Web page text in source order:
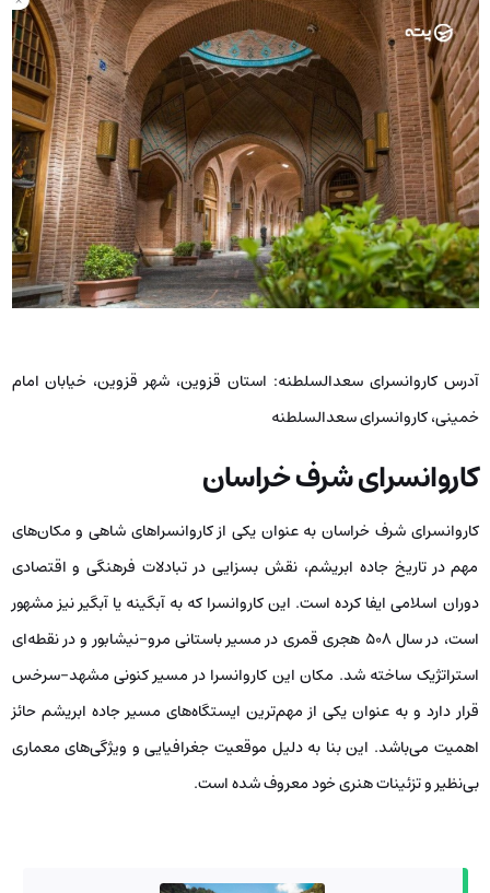
آدرس کاروانسرای سعدالسلطنه: استان قزوین، شهر قزوین، خیابان امام
خمینی، کاروانسرای سعدالسلطنه
کاروانسرای شرف خراسان
کاروانسرای شرف خراسان به عنوان یکی از کاروانسراهای شاهی و مکان‌های
مهم در تاریخ جاده ابریشم، نقش بسزایی در تبادلات فرهنگی و اقتصادی
دوران اسلامی ایفا کرده است. این کاروانسرا که به آبگینه یا آبگیر نیز مشهور
است، در سال 508 هجری قمری در مسیر باستانی مرو-نیشابور و در نقطه‌ای
استراتژیک ساخته شد. مکان این کاروانسرا در مسیر کنونی مشهد-سرخس
قرار دارد و به عنوان یکی از مهم‌ترین ایستگاه‌های مسیر جاده ابریشم حائز
اهمیت می‌باشد. این بنا به دلیل موقعیت جغرافیایی‌ و ویژگی‌های معماری
بی‌نظیر و تزئینات هنری خود معروف شده است.